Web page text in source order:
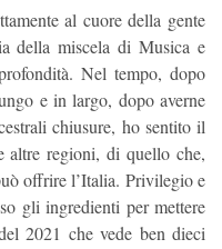
al cuore della gente
della miscela di Musica e
Nel tempo, dopo
e in largo, dopo averne
chiusure, ho sentito il
altre regioni, di quello che,
offrire l’Italia. Privilegio e
gli ingredienti per mettere
2021 che vede ben dieci